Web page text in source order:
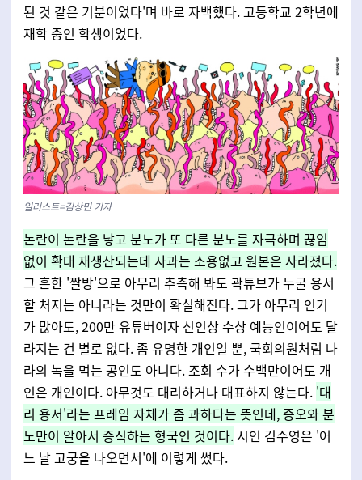
된 것 같은 기분이었다'며 바로 자백했다. 고등학교 2학년에
재학 중인 학생이었다.
일러스트=김상민 기자
논란이 논란을 낳고 분노가 또 다른 분노를 자극하며 끊임
없이 확대 재생산되는데 사과는 소용없고 원본은 사라졌다.
그 흔한 '짤방'으로 아무리 추측해 봐도 곽튜브가 누굴 용서
할 처지는 아니라는 것만이 확실해진다. 그가 아무리 인기
가 많아도, 200만 유튜버이자 신인상 수상 예능인이어도 달
라지는 건 별로 없다. 좀 유명한 개인일 뿐, 국회의원처럼 나
라의 녹을 먹는 공인도 아니다. 조회 수가 수백만이어도 개
인은 개인이다. 아무것도 대리하거나 대표하지 않는다. '대
리 용서'라는 프레임 자체가 좀 과하다는 뜻인데, 증오와 분
노만이 알아서 증식하는 형국인 것이다.시인 김수영은 '어
느 날 고궁을 나오면서'에 이렇게 썼다.